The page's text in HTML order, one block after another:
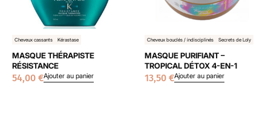
Cheveux cassants Kérastase
MASQUE THÉRAPISTE
RÉSISTANCE
54,00 €Ajouter au panier
Cheveux bouclés / indisciplinés Secrets de Loly
MASQUE PURIFIANT –
TROPICAL DÉTOX 4-EN-1
13,50 €Ajouter au panier